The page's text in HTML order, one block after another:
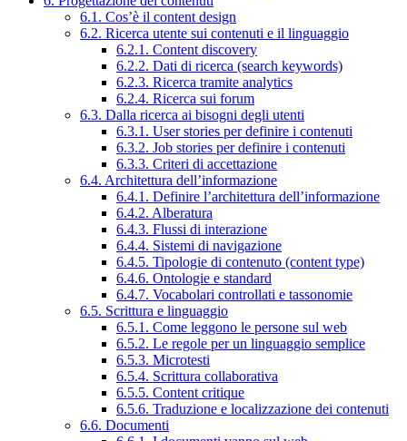
6.1. Cos’è il content design
6.2. Ricerca utente sui contenuti e il linguaggio
6.2.1. Content discovery
6.2.2. Dati di ricerca (search keywords)
6.2.3. Ricerca tramite analytics
6.2.4. Ricerca sui forum
6.3. Dalla ricerca ai bisogni degli utenti
6.3.1. User stories per definire i contenuti
6.3.2. Job stories per definire i contenuti
6.3.3. Criteri di accettazione
6.4. Architettura dell’informazione
6.4.1. Definire l’architettura dell’informazione
6.4.2. Alberatura
6.4.3. Flussi di interazione
6.4.4. Sistemi di navigazione
6.4.5. Tipologie di contenuto (content type)
6.4.6. Ontologie e standard
6.4.7. Vocabolari controllati e tassonomie
6.5. Scrittura e linguaggio
6.5.1. Come leggono le persone sul web
6.5.2. Le regole per un linguaggio semplice
6.5.3. Microtesti
6.5.4. Scrittura collaborativa
6.5.5. Content critique
6.5.6. Traduzione e localizzazione dei contenuti
6.6. Documenti